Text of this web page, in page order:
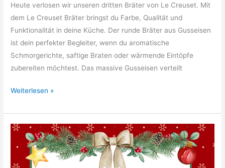
Heute verlosen wir unseren dritten Bräter von Le Creuset. Mit
dem Le Creuset Bräter bringst du Farbe, Qualität und
Funktionalität in deine Küche. Der runde Bräter aus Gusseisen
ist dein perfekter Begleiter, wenn du aromatische
Schmorgerichte, saftige Braten oder wärmende Eintöpfe
zubereiten möchtest. Das massive Gusseisen verteilt
16.
Le
Creuset
Bräter
Weiterlesen »